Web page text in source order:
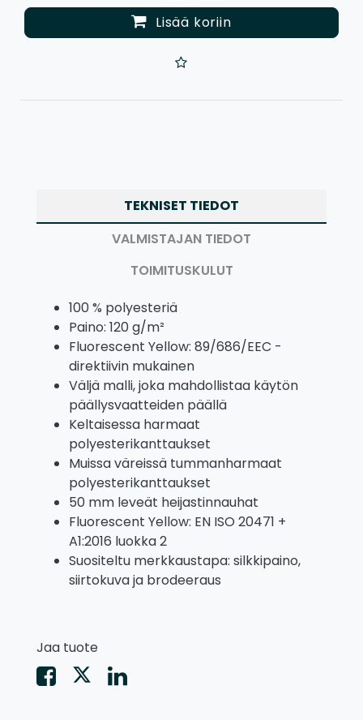
Lisää koriin
TEKNISET TIEDOT
VALMISTAJAN TIEDOT
TOIMITUSKULUT
100 % polyesteriä
Paino: 120 g/m²
Fluorescent Yellow: 89/686/EEC -
direktiivin mukainen
Väljä malli, joka mahdollistaa käytön
päällysvaatteiden päällä
Keltaisessa harmaat
polyesterikanttaukset
Muissa väreissä tummanharmaat
polyesterikanttaukset
50 mm leveät heijastinnauhat
Fluorescent Yellow: EN ISO 20471 +
A1:2016 luokka 2
Suositeltu merkkaustapa: silkkipaino,
siirtokuva ja brodeeraus
Jaa tuote